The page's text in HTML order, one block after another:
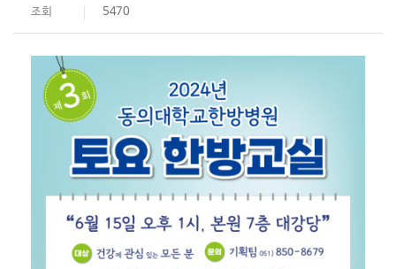
조회 5470